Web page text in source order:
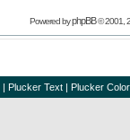
Powered byphpBB© 2001,
| Plucker Text | Plucker Color